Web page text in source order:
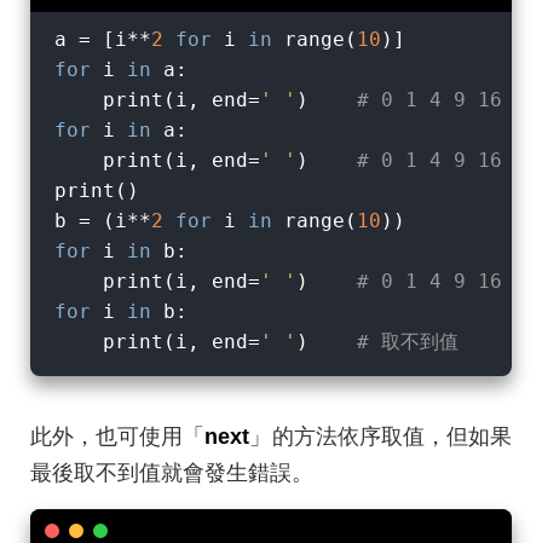
a = [i**2 for i in range( 10
for i in a:
    print(i, end=
' ' ) # 0 1 4 9 16
for i in a:
    print(i, end=
' ' ) # 0 1 4 9 16
print()
b = (i**2 for i in range( 10
for i in b:
    print(i, end=
' ' ) # 0 1 4 9 16
for i in b:
    print(i, end=
' ' ) # 取不到值
此外，也可使用「 next 」的方法依序取值，但如果
最後取不到值就會發生錯誤。